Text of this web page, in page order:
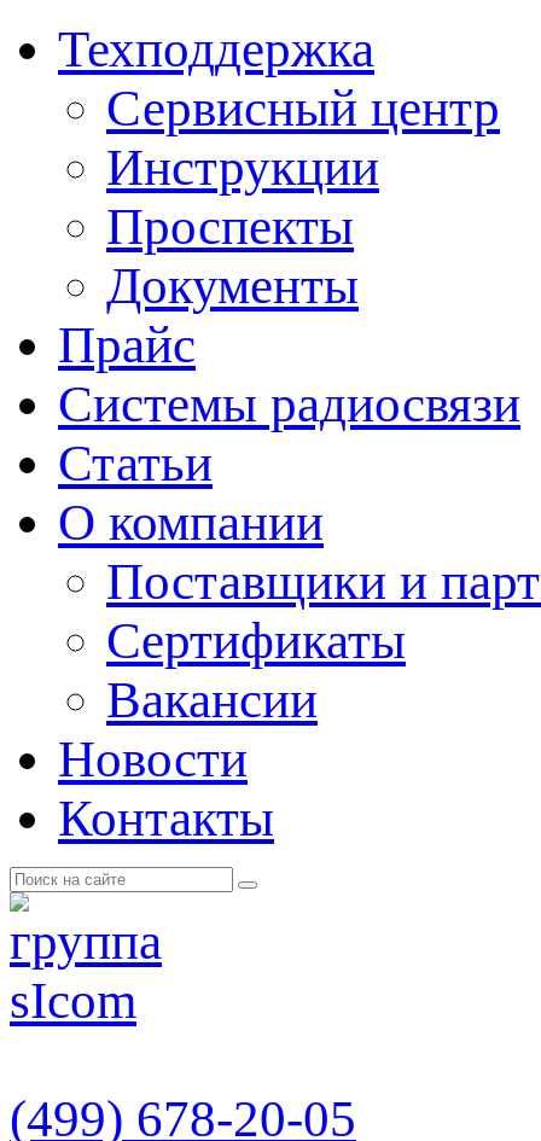
Техподдержка
Сервисный центр
Инструкции
Проспекты
Документы
Прайс
Системы радиосвязи
Статьи
О компании
Поставщики и
Cертификаты
Вакансии
Новости
Контакты
(499) 678-20-05